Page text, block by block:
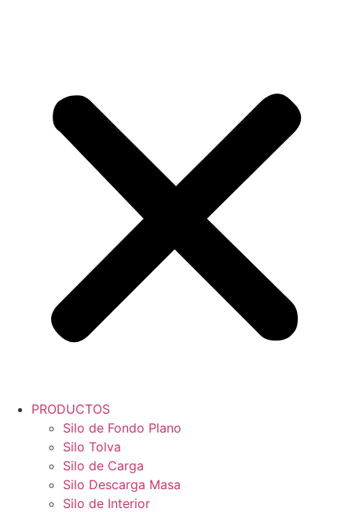
PRODUCTOS
Silo de Fondo Plano
Silo Tolva
Silo de Carga
Silo Descarga Masa
Silo de Interior